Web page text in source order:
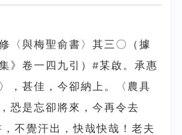
〈與梅聖俞書〉其三〇（據
》卷一四九引）#某啟。承惠
，甚佳，今卻納上。〈農具
恐是忘卻將來，今再令去
不覺汗出，快哉快哉！老夫